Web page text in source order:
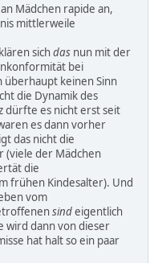
Mädchen rapide an,
mittlerweile
sichdas nun mit der
bei
überhaupt keinen Sinn
die Dynamik des
dürfte es nicht erst seit
es dann vorher
das nicht die
(viele der Mädchen
die
frühen Kindesalter). Und
vom
sindeigentlich
wird dann von dieser
hat halt so ein paar